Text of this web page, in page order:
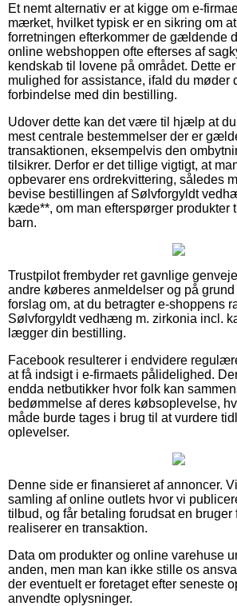
Et nemt alternativ er at kigge om e-
mærket, hvilket typisk er en sikring om
forretningen efterkommer de gældende
online webshoppen ofte efterses af
kendskab til lovene på området. Dette
mulighed for assistance, ifald du møder
forbindelse med din bestilling.
Udover dette kan det være til hjælp at
mest centrale bestemmelser der er
transaktionen, eksempelvis den
tilsikrer. Derfor er det tillige vigtigt, at
opbevarer ens ordrekvittering, således
bevise bestillingen af Sølvforgyldt
kæde**, om man efterspørger produkter
barn.
Trustpilot frembyder ret gavnlige
andre køberes anmeldelser og på
forslag om, at du betragter e-shoppens
Sølvforgyldt vedhæng m. zirkonia incl.
lægger din bestilling.
Facebook resulterer i endvidere
at få indsigt i e-firmaets pålidelighed.
endda netbutikker hvor folk kan
bedømmelse af deres købsoplevelse,
måde burde tages i brug til at vurdere
oplevelser.
Denne side er finansieret af annoncer.
samling af online outlets hvor vi
tilbud, og får betaling forudsat en bruger
realiserer en transaktion.
Data om produkter og online varehuse
anden, men man kan ikke stille os
der eventuelt er foretaget efter seneste
anvendte oplysninger.